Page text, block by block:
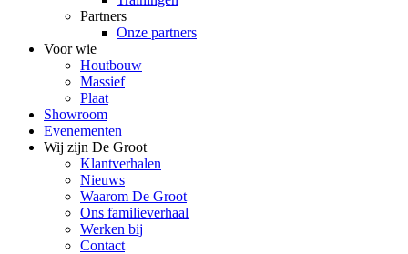
Partners
Onze partners
Voor wie
Houtbouw
Massief
Plaat
Showroom
Evenementen
Wij zijn De Groot
Klantverhalen
Nieuws
Waarom De Groot
Ons familieverhaal
Werken bij
Contact